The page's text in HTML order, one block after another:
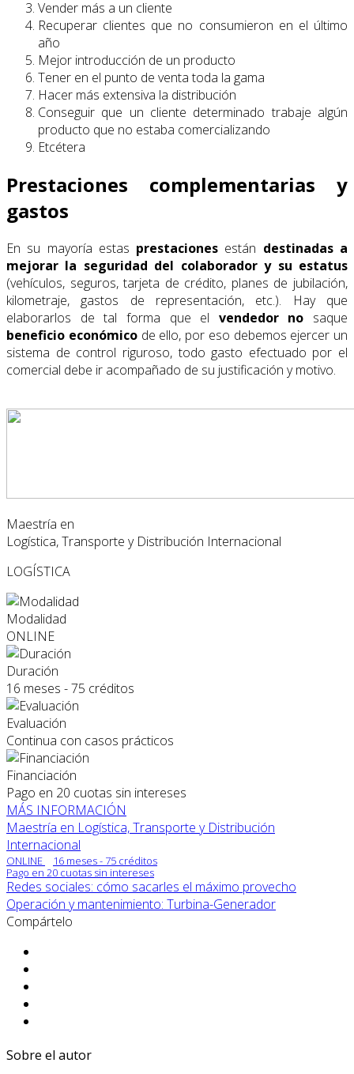
Vender más a un cliente
Recuperar clientes que no consumieron en el último
año
Mejor introducción de un producto
Tener en el punto de venta toda la gama
Hacer más extensiva la distribución
Conseguir que un cliente determinado trabaje algún
producto que no estaba comercializando
Etcétera
Prestaciones complementarias y
gastos
En su mayoría estas prestaciones están destinadas a
mejorar la seguridad del colaborador y su estatus
(vehículos, seguros, tarjeta de crédito, planes de jubilación,
kilometraje, gastos de representación, etc.). Hay que
elaborarlos de tal forma que el vendedor no saque
beneficio económicode ello, por eso debemos ejercer un
sistema de control riguroso, todo gasto efectuado por el
comercial debe ir acompañado de su justificación y motivo.
Maestría en
Logística, Transporte y Distribución Internacional
LOGÍSTICA
Modalidad
ONLINE
Duración
16 meses - 75 créditos
Evaluación
Continua con casos prácticos
Financiación
Pago en 20 cuotas sin intereses
MÁS INFORMACIÓN
Maestría en Logística, Transporte y Distribución
Internacional
ONLINE
16 meses - 75 créditos
Pago en 20 cuotas sin intereses
Redes sociales: cómo sacarles el máximo provecho
Operación y mantenimiento: Turbina-Generador
Compártelo
Sobre el autor